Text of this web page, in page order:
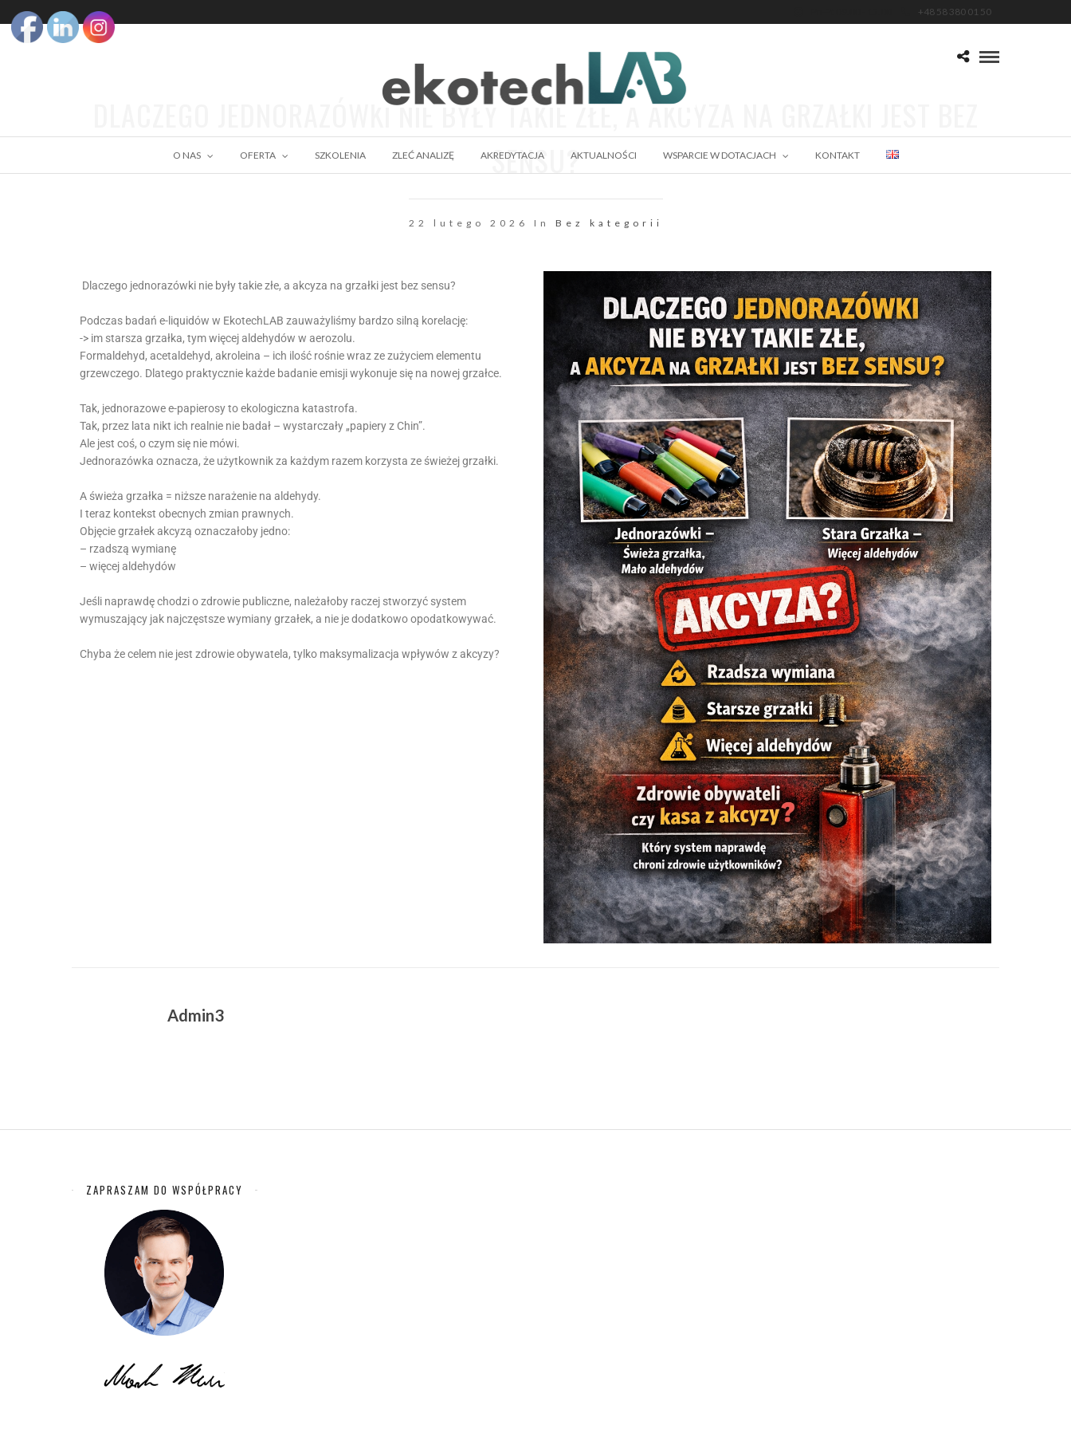
+48 58 380 01 50
O NAS OFERTA SZKOLENIA ZLEĆ ANALIZĘ AKREDYTACJA AKTUALNOŚCI WSPARCIE W DOTACJACH KONTAKT
DLACZEGO JEDNORAZÓWKI NIE BYŁY TAKIE ZŁE, A AKCYZA NA GRZAŁKI JEST BEZ
SENSU?
22 lutego 2026 In Bez kategorii
Dlaczego jednorazówki nie były takie złe, a akcyza na grzałki jest bez sensu?
Podczas badań e-liquidów w EkotechLAB zauważyliśmy bardzo silną korelację:
-> im starsza grzałka, tym więcej aldehydów w aerozolu.
Formaldehyd, acetaldehyd, akroleina – ich ilość rośnie wraz ze zużyciem elementu
grzewczego. Dlatego praktycznie każde badanie emisji wykonuje się na nowej grzałce.
Tak, jednorazowe e-papierosy to ekologiczna katastrofa.
Tak, przez lata nikt ich realnie nie badał – wystarczały „papiery z Chin”.
Ale jest coś, o czym się nie mówi.
Jednorazówka oznacza, że użytkownik za każdym razem korzysta ze świeżej grzałki.
A świeża grzałka = niższe narażenie na aldehydy.
I teraz kontekst obecnych zmian prawnych.
Objęcie grzałek akcyzą oznaczałoby jedno:
– rzadszą wymianę
– więcej aldehydów
Jeśli naprawdę chodzi o zdrowie publiczne, należałoby raczej stworzyć system
wymuszający jak najczęstsze wymiany grzałek, a nie je dodatkowo opodatkowywać.
Chyba że celem nie jest zdrowie obywatela, tylko maksymalizacja wpływów z akcyzy?
Admin3
ZAPRASZAM DO WSPÓŁPRACY